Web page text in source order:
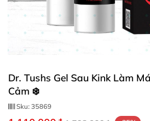
Dr. Tushs Gel Sau Kink Làm
Cảm ❄️
Sku:35869